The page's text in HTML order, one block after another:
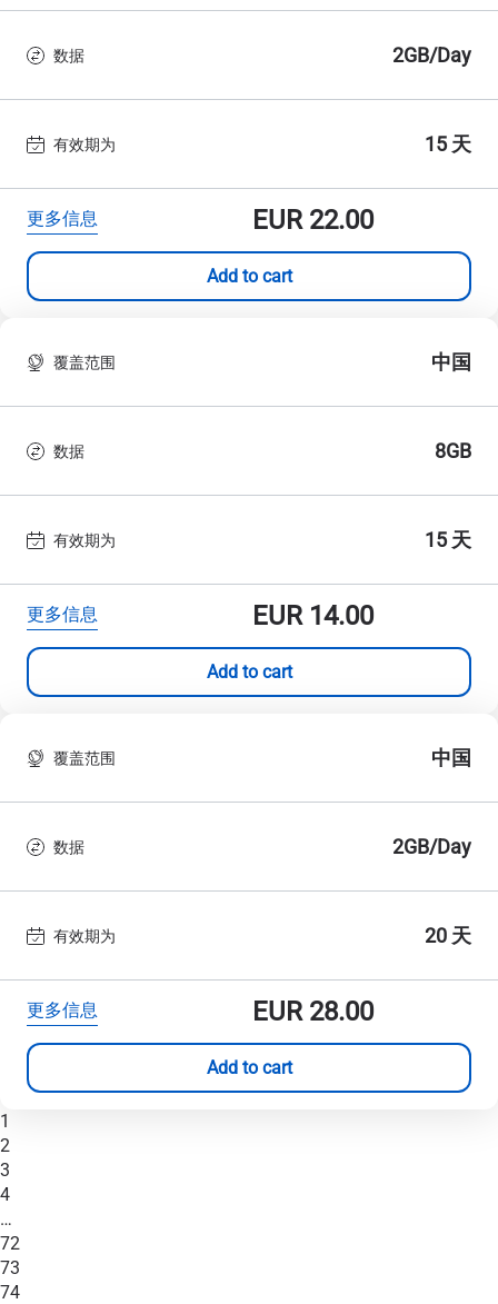
数据 2GB/Day
有效期为 15 天
更多信息 EUR22.00
Add to cart
覆盖范围 中国
数据 8GB
有效期为 15 天
更多信息 EUR14.00
Add to cart
覆盖范围 中国
数据 2GB/Day
有效期为 20 天
更多信息 EUR28.00
Add to cart
1
2
3
4
…
72
73
74